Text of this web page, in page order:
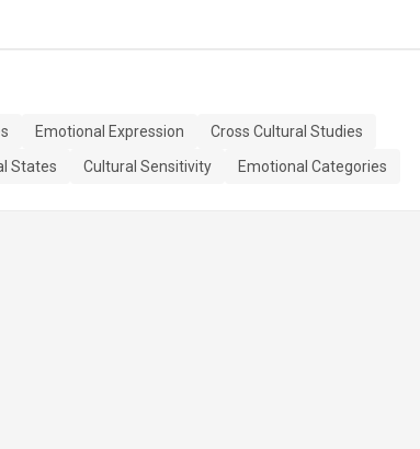
Emotional Expression
Cross Cultural Studies
States Cultural Sensitivity Emotional Categories